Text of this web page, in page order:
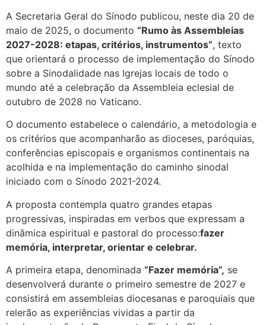
A Secretaria Geral do Sínodo publicou, neste dia 20 de
maio de 2025, o documento “Rumo às Assembleias
2027-2028: etapas, critérios, instrumentos”, texto
que orientará o processo de implementação do Sínodo
sobre a Sinodalidade nas Igrejas locais de todo o
mundo até a celebração da Assembleia eclesial de
outubro de 2028 no Vaticano.
O documento estabelece o calendário, a metodologia e
os critérios que acompanharão as dioceses, paróquias,
conferências episcopais e organismos continentais na
acolhida e na implementação do caminho sinodal
iniciado com o Sínodo 2021-2024.
A proposta contempla quatro grandes etapas
progressivas, inspiradas em verbos que expressam a
dinâmica espiritual e pastoral do processo:fazer
memória, interpretar, orientar e celebrar.
A primeira etapa, denominada “Fazer memória”, se
desenvolverá durante o primeiro semestre de 2027 e
consistirá em assembleias diocesanas e paroquiais que
relerão as experiências vividas a partir da